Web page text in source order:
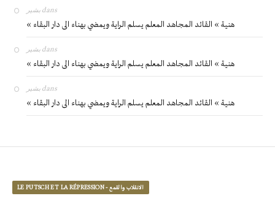
بشير dans
« هنية » القائد المجاهد المعلم يسلم الراية ويمضي بهناء الى دار البقاء
بشير dans
« هنية » القائد المجاهد المعلم يسلم الراية ويمضي بهناء الى دار البقاء
بشير dans
« هنية » القائد المجاهد المعلم يسلم الراية ويمضي بهناء الى دار البقاء
LE PUTSCH ET LA RÉPRESSION - الانقلاب والقمع